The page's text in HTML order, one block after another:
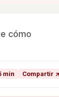
cómo
min Compartir ↗